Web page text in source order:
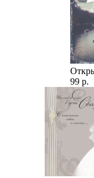
99 р.